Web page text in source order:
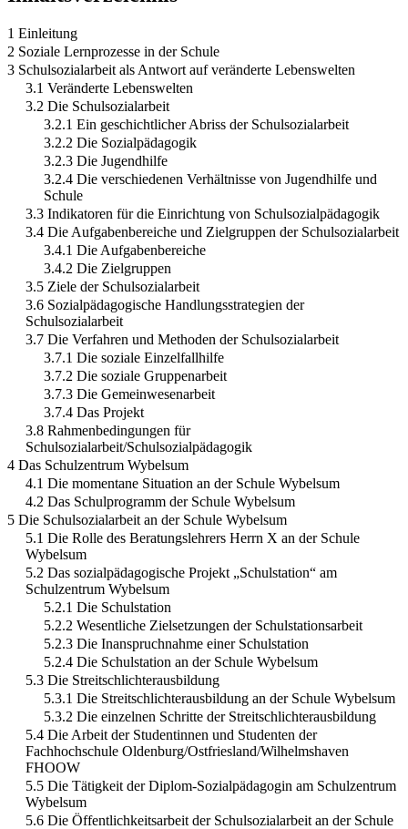
1 Einleitung
2 Soziale Lernprozesse in der Schule
3 Schulsozialarbeit als Antwort auf veränderte Lebenswelten
3.1 Veränderte Lebenswelten
3.2 Die Schulsozialarbeit
3.2.1 Ein geschichtlicher Abriss der Schulsozialarbeit
3.2.2 Die Sozialpädagogik
3.2.3 Die Jugendhilfe
3.2.4 Die verschiedenen Verhältnisse von Jugendhilfe und
Schule
3.3 Indikatoren für die Einrichtung von Schulsozialpädagogik
3.4 Die Aufgabenbereiche und Zielgruppen der Schulsozialarbeit
3.4.1 Die Aufgabenbereiche
3.4.2 Die Zielgruppen
3.5 Ziele der Schulsozialarbeit
3.6 Sozialpädagogische Handlungsstrategien der
Schulsozialarbeit
3.7 Die Verfahren und Methoden der Schulsozialarbeit
3.7.1 Die soziale Einzelfallhilfe
3.7.2 Die soziale Gruppenarbeit
3.7.3 Die Gemeinwesenarbeit
3.7.4 Das Projekt
3.8 Rahmenbedingungen für
Schulsozialarbeit/Schulsozialpädagogik
4 Das Schulzentrum Wybelsum
4.1 Die momentane Situation an der Schule Wybelsum
4.2 Das Schulprogramm der Schule Wybelsum
5 Die Schulsozialarbeit an der Schule Wybelsum
5.1 Die Rolle des Beratungslehrers Herrn X an der Schule
Wybelsum
5.2 Das sozialpädagogische Projekt „Schulstation“ am
Schulzentrum Wybelsum
5.2.1 Die Schulstation
5.2.2 Wesentliche Zielsetzungen der Schulstationsarbeit
5.2.3 Die Inanspruchnahme einer Schulstation
5.2.4 Die Schulstation an der Schule Wybelsum
5.3 Die Streitschlichterausbildung
5.3.1 Die Streitschlichterausbildung an der Schule Wybelsum
5.3.2 Die einzelnen Schritte der Streitschlichterausbildung
5.4 Die Arbeit der Studentinnen und Studenten der
Fachhochschule Oldenburg/Ostfriesland/Wilhelmshaven
FHOOW
5.5 Die Tätigkeit der Diplom-Sozialpädagogin am Schulzentrum
Wybelsum
5.6 Die Öffentlichkeitsarbeit der Schulsozialarbeit an der Schule